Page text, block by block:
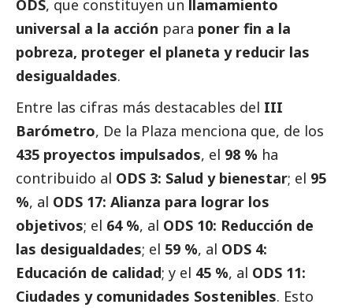
ODS, que constituyen un
llamamiento
universal a la acción para poner fin a la
pobreza, proteger el planeta y reducir las
desigualdades.
Entre las cifras más destacables del III
Barómetro, De la Plaza menciona que, de los
435 proyectos impulsados, el 98 % ha
contribuido al ODS 3: Salud y bienestar; el 95
%, al ODS 17: Alianza para lograr los
objetivos; el 64 %, al ODS 10: Reducción de
las desigualdades; el 59 %, al ODS 4:
Educación de calidad; y el 45 %, al ODS 11:
Ciudades y comunidades Sostenibles. Esto